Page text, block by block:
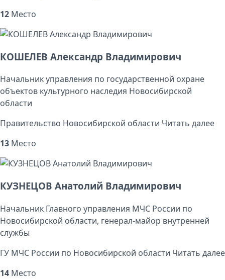
12 Место
КОШЕЛЕВ Александр Владимирович
Начальник управления по государственной охране
объектов культурного наследия Новосибирской
области
Правительство Новосибирской области Читать далее
13 Место
КУЗНЕЦОВ Анатолий Владимирович
Начальник Главного управления МЧС России по
Новосибирской области, генерал-майор внутренней
службы
ГУ МЧС России по Новосибирской области Читать далее
14 Место